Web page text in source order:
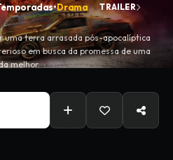
•Drama TRAILER
uma terra arrasada pós-apocalíptica
em busca da promessa de uma
melhor.